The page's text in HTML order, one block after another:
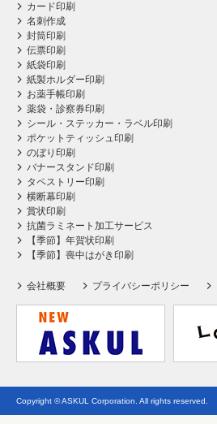
カード印刷
名刺作成
封筒印刷
伝票印刷
紙袋印刷
紙製ホルダー印刷
お薬手帳印刷
薬袋・診察券印刷
シール・ステッカー・ラベル印刷
ポケットティッシュ印刷
のぼり印刷
バナースタンド印刷
タペストリー印刷
横断幕印刷
賞状印刷
抗菌ラミネート加工サービス
【季節】年賀状印刷
【季節】喪中はがき印刷
会社概要 プライバシーポリシー
Copyright © ASKUL Corporation. All rights reserved.